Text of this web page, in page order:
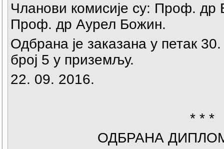
Чланови комисије су: Проф.
Проф. др Аурел Божин.
Одбрана је заказана у петак
број 5 у приземљу.
22. 09. 2016.
* * *
ОДБРАНА